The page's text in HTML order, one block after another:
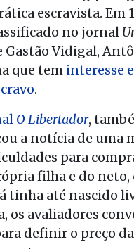
escravista. Em
no jornal
Gastão Vidigal,
que tem interesse
.
O Libertador,
a notícia de uma
para
filha e do neto,
tinha até nascido
os avaliadores
definir o preço